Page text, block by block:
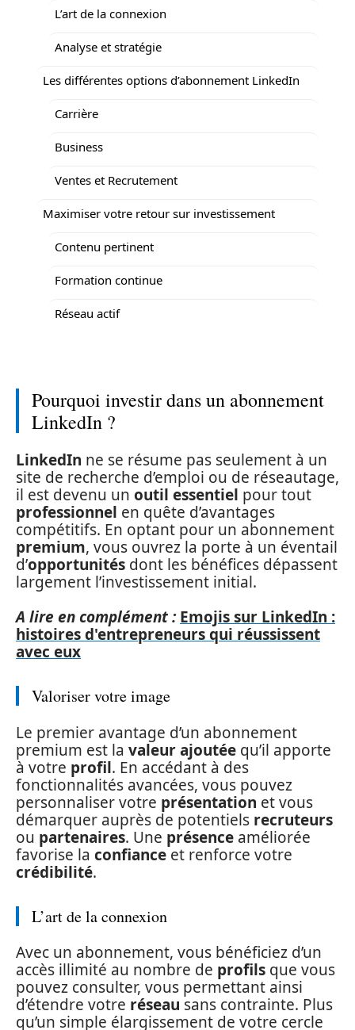
L’art de la connexion
Analyse et stratégie
Les différentes options d’abonnement LinkedIn
Carrière
Business
Ventes et Recrutement
Maximiser votre retour sur investissement
Contenu pertinent
Formation continue
Réseau actif
Pourquoi investir dans un abonnement
LinkedIn ?
LinkedIn ne se résume pas seulement à un
site de recherche d’emploi ou de réseautage,
il est devenu un outil essentiel pour tout
professionnel en quête d’avantages
compétitifs. En optant pour un abonnement
premium, vous ouvrez la porte à un éventail
d’opportunités dont les bénéfices dépassent
largement l’investissement initial.
A lire en complément : Emojis sur LinkedIn :
histoires d'entrepreneurs qui réussissent
avec eux
Valoriser votre image
Le premier avantage d’un abonnement
premium est la valeur ajoutée qu’il apporte
à votre profil. En accédant à des
fonctionnalités avancées, vous pouvez
personnaliser votre présentation et vous
démarquer auprès de potentiels recruteurs
ou partenaires. Une présence améliorée
favorise la confiance et renforce votre
crédibilité.
L’art de la connexion
Avec un abonnement, vous bénéficiez d’un
accès illimité au nombre de profils que vous
pouvez consulter, vous permettant ainsi
d’étendre votre réseau sans contrainte. Plus
qu’un simple élargissement de votre cercle